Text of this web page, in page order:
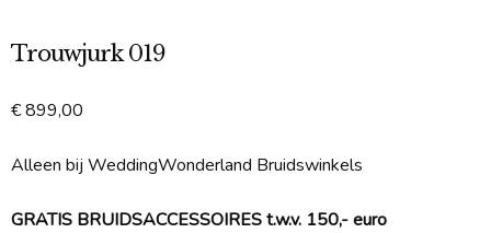
Trouwjurk 019
€899,00
Alleen bij WeddingWonderland Bruidswinkels
GRATIS BRUIDSACCESSOIRES t.w.v. 150,- euro